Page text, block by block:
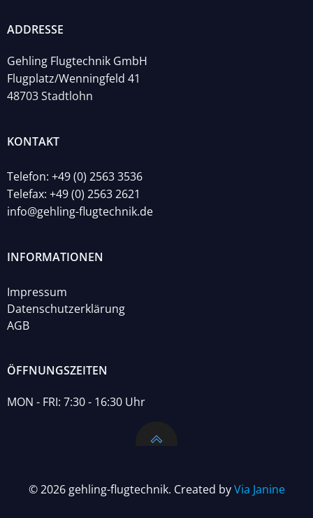
ADDRESSE
Gehling Flugtechnik GmbH
Flugplatz/Wenningfeld 41
48703 Stadtlohn
KONTAKT
Telefon: +49 (0) 2563 3536
Telefax: +49 (0) 2563 2621
info@gehling-flugtechnik.de
INFORMATIONEN
Impressum
Datenschutzerklärung
AGB
ÖFFNUNGSZEITEN
MON - FRI: 7:30 - 16:30 Uhr
© 2026 gehling-flugtechnik. Created byVia Janine